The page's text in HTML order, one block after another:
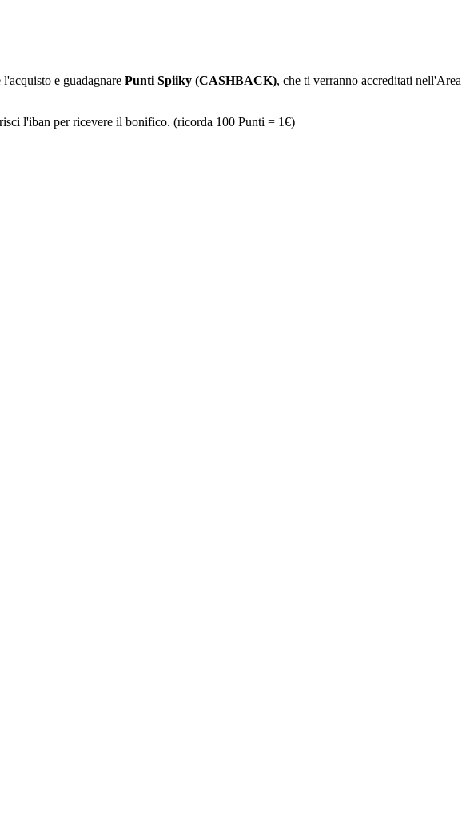
e guadagnare Punti Spiiky (CASHBACK), che ti verranno accreditati nell'Area
l'iban per ricevere il bonifico. (ricorda 100 Punti = 1€)